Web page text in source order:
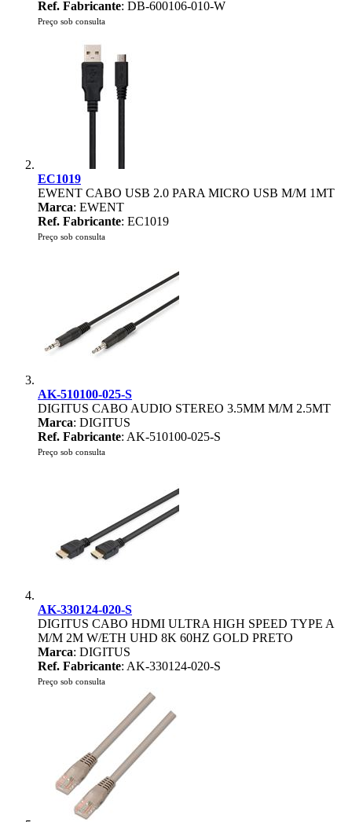
Ref. Fabricante: DB-600106-010-W
Preço sob consulta
EC1019
EWENT CABO USB 2.0 PARA MICRO USB M/M 1MT
Marca: EWENT
Ref. Fabricante: EC1019
Preço sob consulta
AK-510100-025-S
DIGITUS CABO AUDIO STEREO 3.5MM M/M 2.5MT
Marca: DIGITUS
Ref. Fabricante: AK-510100-025-S
Preço sob consulta
AK-330124-020-S
DIGITUS CABO HDMI ULTRA HIGH SPEED TYPE A
M/M 2M W/ETH UHD 8K 60HZ GOLD PRETO
Marca: DIGITUS
Ref. Fabricante: AK-330124-020-S
Preço sob consulta